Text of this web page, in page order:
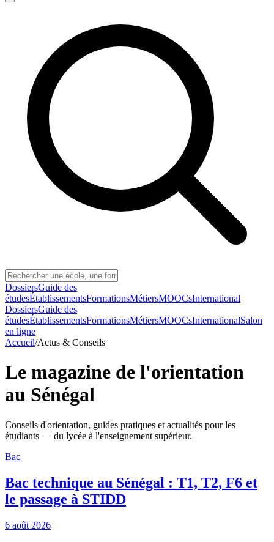
DossiersGuide des
étudesÉtablissementsFormationsMétiersMOOCsInternational
DossiersGuide des
étudesÉtablissementsFormationsMétiersMOOCsInternationalSalon
en ligne
Accueil/Actus & Conseils
Le magazine de l'orientation
au Sénégal
Conseils d'orientation, guides pratiques et actualités pour les
étudiants — du lycée à l'enseignement supérieur.
Bac
Bac technique au Sénégal : T1, T2, F6 et
le passage à STIDD
6 août 2026